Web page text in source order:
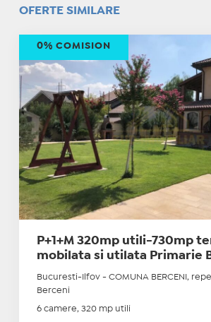
OFERTE SIMILARE
P+1+M 320mp utili-730mp
mobilata si utilata Primarie
Bucuresti-Ilfov - COMUNA BERCENI,
Berceni
6 camere, 320 mp utili
0% COMISION